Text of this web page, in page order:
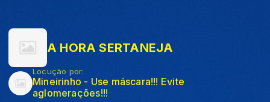
A HORA SERTANEJA
Locução por:
Mineirinho - Use máscara!!! Evite
aglomerações!!!